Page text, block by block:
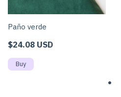
Paño verde
$24.08 USD